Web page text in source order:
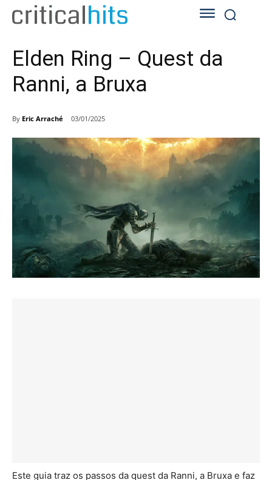
Elden Ring – Quest da
Ranni, a Bruxa
By Eric Arraché 03/01/2025
Este guia traz os passos da quest da Ranni, a Bruxa e faz